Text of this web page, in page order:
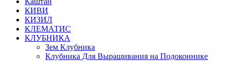
КИВИ
КИЗИЛ
КЛЕМАТИС
КЛУБНИКА
Зем Клубника
Клубника Для Выращивания на Подоконнике